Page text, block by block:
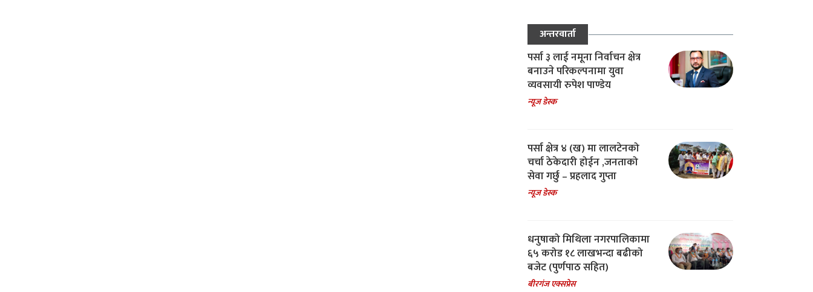
अन्तरवार्ता
पर्सा ३ लाई नमूना निर्वाचन क्षेत्र
बनाउने परिकल्पनामा युवा
व्यवसायी रुपेश पाण्डेय
न्यूज डेस्क
पर्सा क्षेत्र ४ (ख) मा लालटेनको
चर्चा ठेकेदारी होईन ,जनताको
सेवा गर्छु – प्रहलाद गुप्ता
न्यूज डेस्क
धनुषाको मिथिला नगरपालिकामा
६५ करोड १८ लाखभन्दा बढीको
बजेट (पुर्णपाठ सहित)
बीरगंज एक्सप्रेस